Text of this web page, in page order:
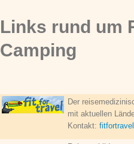
Links rund um
Camping
Der
mit aktuellen
Kontakt: